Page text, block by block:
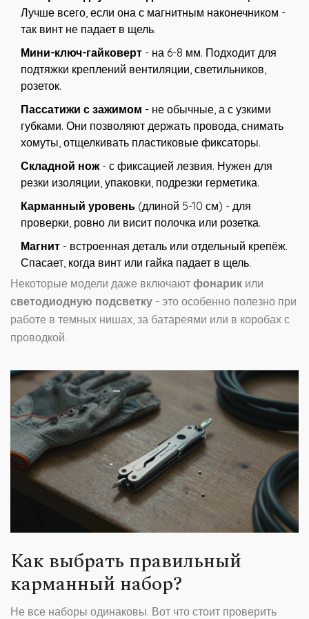
Лучше всего, если она с магнитным наконечником -
так винт не падает в щель.
Мини-ключ-гайковерт - на 6-8 мм. Подходит для
подтяжки креплений вентиляции, светильников,
розеток.
Пассатижи с зажимом - не обычные, а с узкими
губками. Они позволяют держать провода, снимать
хомуты, отщелкивать пластиковые фиксаторы.
Складной нож- с фиксацией лезвия. Нужен для
резки изоляции, упаковки, подрезки герметика.
Карманный уровень (длиной 5-10 см) - для
проверки, ровно ли висит полочка или розетка.
Магнит - встроенная деталь или отдельный крепёж.
Спасает, когда винт или гайка падает в щель.
Некоторые модели даже включают фонарик или
светодиодную подсветку - это особенно полезно при
работе в темных нишах, за батареями или в коробах с
проводкой.
Как выбрать правильный
карманный набор?
Не все наборы одинаковы. Вот что стоит проверить